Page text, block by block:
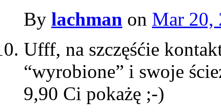
By lachman on Mar 20,
Ufff, na szczęśćie
“wyrobione” i swoje
9,90 Ci pokażę ;-)